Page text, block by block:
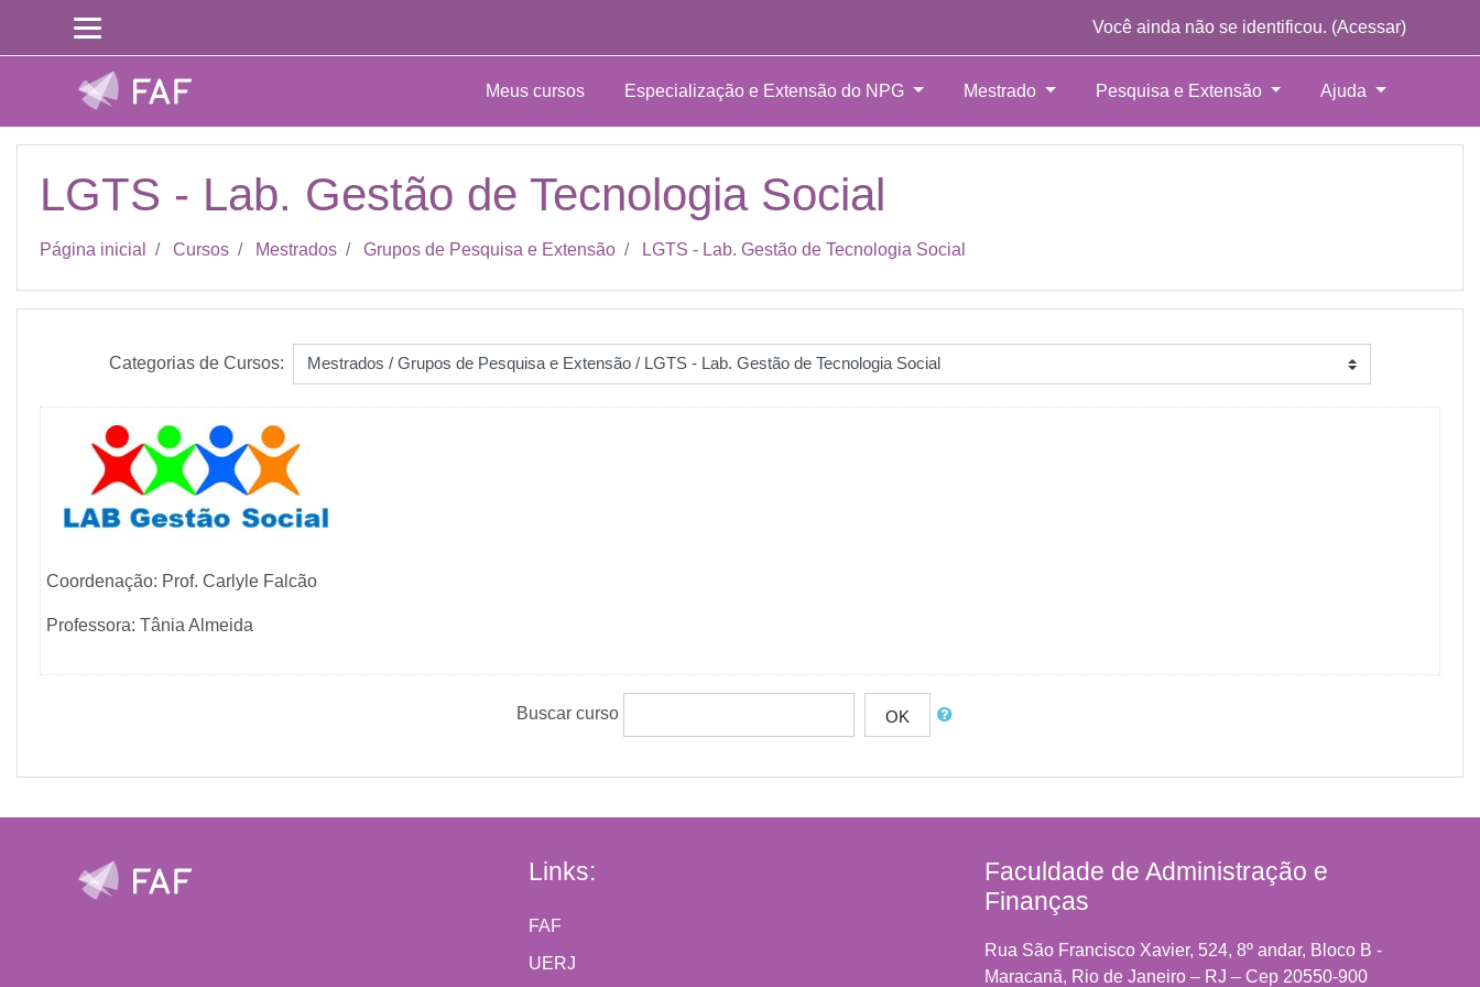
Você ainda não se identificou. (Acessar)
Meus cursos Especialização e Extensão do NPG Mestrado Pesquisa e Extensão Ajuda
LGTS - Lab. Gestão de Tecnologia Social
Página inicial Cursos Mestrados Grupos de Pesquisa e Extensão LGTS - Lab. Gestão de Tecnologia Social
Categorias de Cursos:
Coordenação: Prof. Carlyle Falcão
Professora: Tânia Almeida
Buscar curso OK
Links:
FAF
UERJ
Faculdade de Administração e
Finanças
Rua São Francisco Xavier, 524, 8º andar, Bloco B -
Maracanã, Rio de Janeiro – RJ – Cep 20550-900